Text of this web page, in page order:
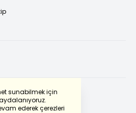
sunabilmek için
ederek çerezleri